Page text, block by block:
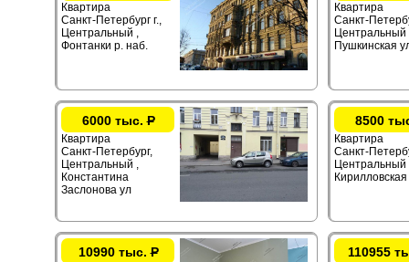
Квартира
Санкт-Петербург г.,
Центральный ,
Фонтанки р. наб.
Квартира
Санкт-
Центральный
Пушкинская
6000 тыс.Р
Квартира
Санкт-Петербург,
Центральный ,
Константина
Заслонова ул
8500
Квартира
Санкт-
Центральный
Кирилловская
10990 тыс.Р 110955